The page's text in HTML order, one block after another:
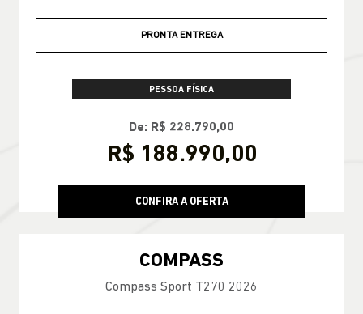
PRONTA ENTREGA
PESSOA FÍSICA
De: R$ 228.790,00
R$ 188.990,00
CONFIRA A OFERTA
COMPASS
Compass Sport T270 2026